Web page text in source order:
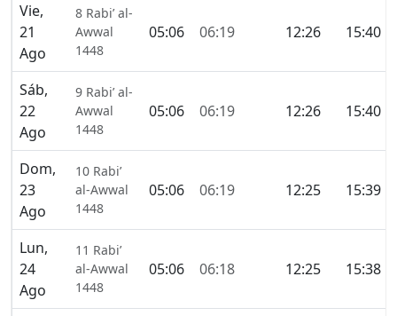
Vie,
21
Ago
8 Rabi’ al-
Awwal
1448
05:06 06:19 12:26 15:40
Sáb,
22
Ago
9 Rabi’ al-
Awwal
1448
05:06 06:19 12:26 15:40
Dom,
23
Ago
10 Rabi’
al-Awwal
1448
05:06 06:19 12:25 15:39
Lun,
24
Ago
11 Rabi’
al-Awwal
1448
05:06 06:18 12:25 15:38